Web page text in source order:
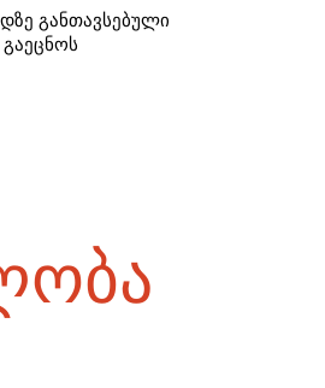
განთავსებული